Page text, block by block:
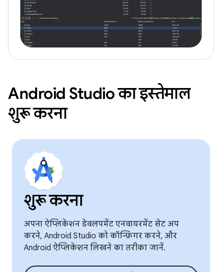
Android Studio का इस्तेमाल
शुरू करना
शुरू करना
अपना ऐप्लिकेशन डेवलपमेंट एनवायरमेंट सेट अप
करने, Android Studio को कॉन्फ़िगर करने, और
Android ऐप्लिकेशन लिखने का तरीका जानें.